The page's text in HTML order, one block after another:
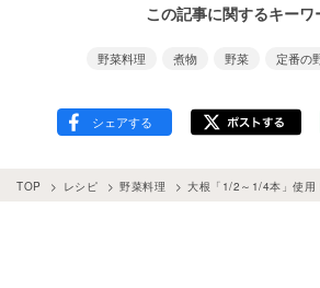
この記事に関するキーワ
野菜料理 煮物 野菜 定番の
TOP レシピ 野菜料理 大根「1/2～1/4本」使用